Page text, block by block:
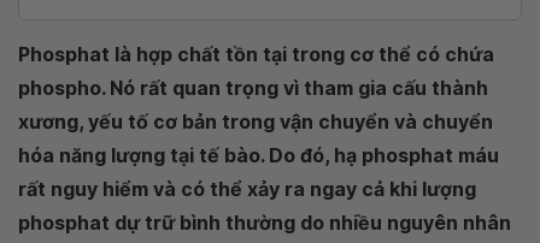
Phosphat là hợp chất tồn tại trong cơ thể có chứa
phospho. Nó rất quan trọng vì tham gia cấu thành
xương, yếu tố cơ bản trong vận chuyển và chuyển
hóa năng lượng tại tế bào. Do đó, hạ phosphat máu
rất nguy hiểm và có thể xảy ra ngay cả khi lượng
phosphat dự trữ bình thường do nhiều nguyên nhân